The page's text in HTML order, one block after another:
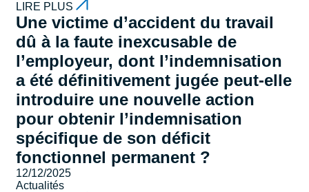
LIRE PLUS
Une victime d’accident du travail
dû à la faute inexcusable de
l’employeur, dont l’indemnisation
a été définitivement jugée peut-elle
introduire une nouvelle action
pour obtenir l’indemnisation
spécifique de son déficit
fonctionnel permanent ?
12/12/2025
Actualités